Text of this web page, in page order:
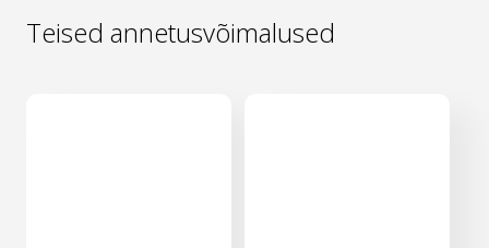
Teised annetusvõimalused